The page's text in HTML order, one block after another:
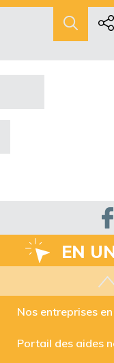
EN
Les aides